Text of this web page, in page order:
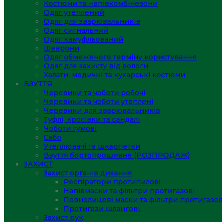
Костюми та напівкомбінезони
Одяг утеплений
Одяг для зварювальників
Одяг сигнальний
Одяг камуфльований
Шеврони
Одяг обмеженого терміну користування
Одяг для захисту від вологи
Халати, медичні та кухарські костюми
ВЗУТТЯ
Черевики та чоботи робочі
Черевики та чоботи утеплені
Черевики для зварювальників
Туфлі, кросівки та сандалі
Чоботи гумові
Сабо
Утеплювачі та шкарпетки
Взуття бортопрошивне (РОЗПРОДАЖ)
ЗАХИСТ
Захист органів дихання
Респіратори протипилові
Напівмаски та фільтри протигазові
Повнолицеві маски та фільтри
Протигази шлангові
Захист рук